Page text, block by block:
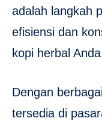
adalah langkah
efisiensi dan
kopi herbal
Dengan
tersedia di